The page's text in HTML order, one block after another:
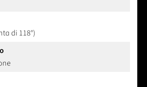
di 118°)